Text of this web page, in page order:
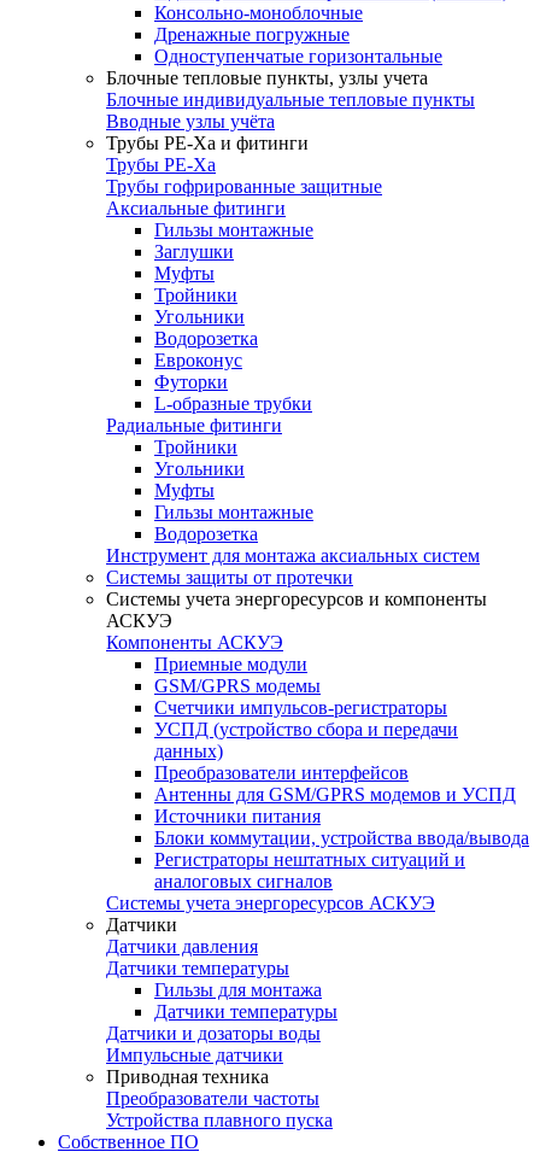
Консольно-моноблочные
Дренажные погружные
Одноступенчатые горизонтальные
Блочные тепловые пункты, узлы учета
Блочные индивидуальные тепловые пункты
Вводные узлы учёта
Трубы РЕ-Ха и фитинги
Трубы РЕ-Ха
Трубы гофрированные защитные
Аксиальные фитинги
Гильзы монтажные
Заглушки
Муфты
Тройники
Угольники
Водорозетка
Евроконус
Футорки
L-образные трубки
Радиальные фитинги
Тройники
Угольники
Муфты
Гильзы монтажные
Водорозетка
Инструмент для монтажа аксиальных систем
Системы защиты от протечки
Системы учета энергоресурсов и компоненты
АСКУЭ
Компоненты АСКУЭ
Приемные модули
GSM/GPRS модемы
Счетчики импульсов-регистраторы
УСПД (устройство сбора и передачи
данных)
Преобразователи интерфейсов
Антенны для GSM/GPRS модемов и УСПД
Источники питания
Блоки коммутации, устройства ввода/вывода
Регистраторы нештатных ситуаций и
аналоговых сигналов
Системы учета энергоресурсов АСКУЭ
Датчики
Датчики давления
Датчики температуры
Гильзы для монтажа
Датчики температуры
Датчики и дозаторы воды
Импульсные датчики
Приводная техника
Преобразователи частоты
Устройства плавного пуска
Собственное ПО